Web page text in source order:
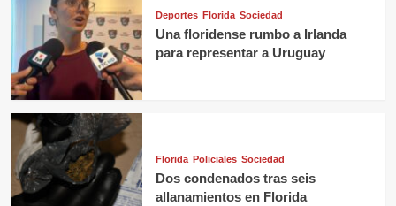
Deportes Florida Sociedad
Una floridense rumbo a Irlanda
para representar a Uruguay
Florida Policiales Sociedad
Dos condenados tras seis
allanamientos en Florida